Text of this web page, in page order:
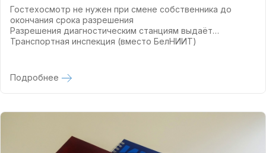
Гостехосмотр не нужен при смене собственника до
окончания срока разрешения
Разрешения диагностическим станциям выдаёт
Транспортная инспекция (вместо БелНИИТ)
Подробнее